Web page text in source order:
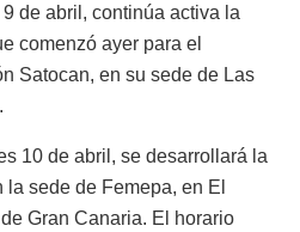
de abril, continúa activa la
comenzó ayer para el
Satocan, en su sede de Las
10 de abril, se desarrollará la
sede de Femepa, en El
Gran Canaria. El horario